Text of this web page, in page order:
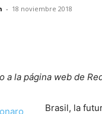
- 18 noviembre 2018
a la página web de
Brasil, la